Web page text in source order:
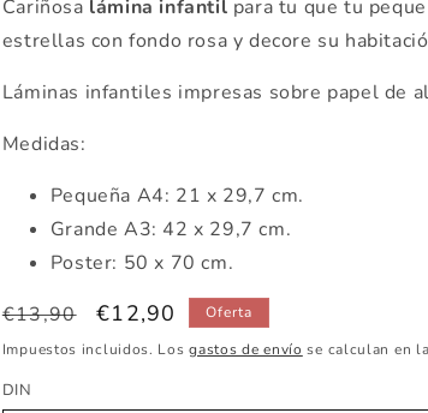
Cariñosa lámina infantil para tu que tu
estrellas con fondo rosa y decore su
Láminas infantiles impresas sobre papel de
Medidas:
Pequeña A4: 21 x 29,7 cm.
Grande A3: 42 x 29,7 cm.
Poster: 50 x 70 cm.
Precio
habitual
€13,90
Precio
de
€12,90
Oferta
Impuestos incluidos. Losgastos de envío se calculan en
DIN